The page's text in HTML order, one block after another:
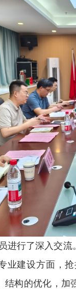
进行了深入交
业建设方面，
结构的优化，